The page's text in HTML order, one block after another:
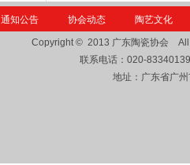
通知公告 协会动态 陶艺文化
Copyright © 2013 广东陶瓷协会
联系电话： 020-
地址：广东省广